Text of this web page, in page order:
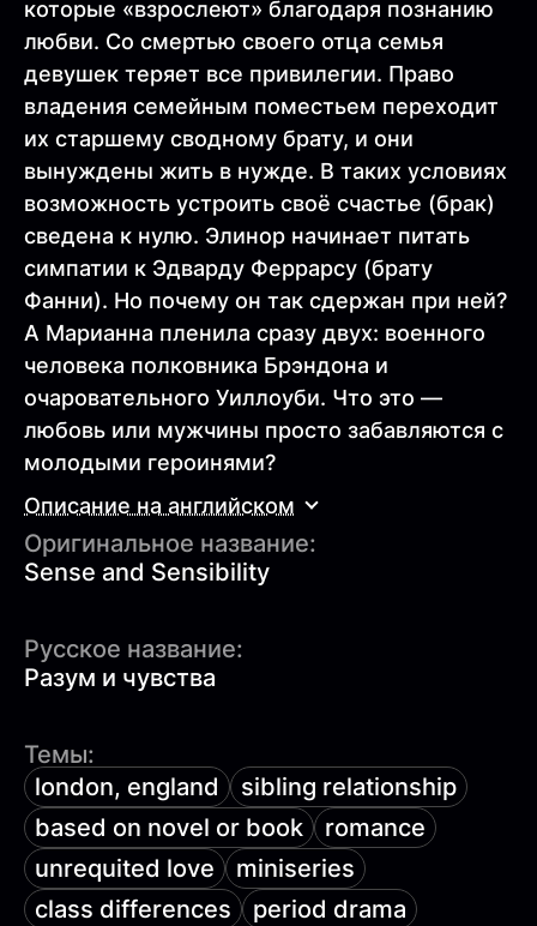
которые «взрослеют» благодаря познанию
любви. Со смертью своего отца семья
девушек теряет все привилегии. Право
владения семейным поместьем переходит
их старшему сводному брату, и они
вынуждены жить в нужде. В таких условиях
возможность устроить своё счастье (брак)
сведена к нулю. Элинор начинает питать
симпатии к Эдварду Феррарсу (брату
Фанни). Но почему он так сдержан при ней?
А Марианна пленила сразу двух: военного
человека полковника Брэндона и
очаровательного Уиллоуби. Что это —
любовь или мужчины просто забавляются с
молодыми героинями?
Описание на английском
Оригинальное название:
Sense and Sensibility
Русское название:
Разум и чувства
Темы:
london, england
sibling relationship
based on novel or book
romance
unrequited love
miniseries
class differences
period drama